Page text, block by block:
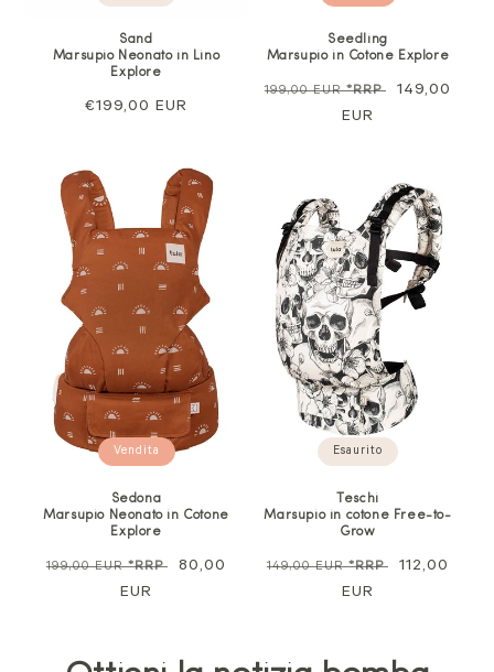
Sand
Marsupio Neonato in Lino
Explore
Prezzo
€199,00 EUR
Seedling
Marsupio in Cotone Explore
Prezzo
199,00 EUR*RRP
Prezzo
149,00
EUR
Vendita
Sedona
Marsupio Neonato in Cotone
Explore
Prezzo
199,00 EUR*RRP
Prezzo
80,00
EUR
Esaurito
Teschi
Marsupio in cotone Free-to-
Grow
Prezzo
149,00 EUR*RRP
Prezzo
112,00
EUR